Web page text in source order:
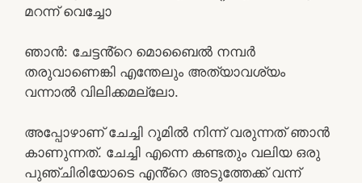
മറന്ന് വെച്ചോ
ഞാൻ: ചേട്ടൻ്റെ മൊബൈൽ നമ്പർ
തരുവാണെങ്കി എന്തേലും അത്യാവശ്യം
വന്നാൽ വിലിക്കമല്ലോ.
അപ്പോഴാണ് ചേച്ചി റൂമിൽ നിന്ന് വരുന്നത് ഞാൻ
കാണുന്നത്. ചേച്ചി എന്നെ കണ്ടതും വലിയ ഒരു
പുഞ്ചിരിയോടെ എൻ്റെ അടുത്തേക്ക് വന്ന്